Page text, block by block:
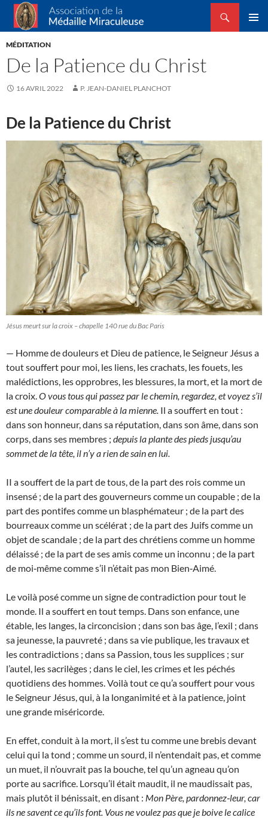
Association de la Médaille Miraculeuse
Recherche
ALLER
AU
MÉDITATION
De la Patience du Christ
16 AVRIL 2022 P. JEAN-DANIEL PLANCHOT
De la Patience du Christ
Jésus meurt sur la croix – chapelle 140 rue du Bac Paris
— Homme de douleurs et Dieu de patience, le Seigneur Jésus a
tout souffert pour moi, les liens, les crachats, les fouets, les
malédictions, les opprobres, les blessures, la mort, et la mort de
la croix.O vous tous qui passez par le chemin, regardez, et voyez s’il
est une douleur comparable à la mienne. Il a souffert en tout :
dans son honneur, dans sa réputation, dans son âme, dans son
corps, dans ses membres ; depuis la plante des pieds jusqu’au
sommet de la tête, il n’y a rien de sain en lui.
II a souffert de la part de tous, de la part des rois comme un
insensé ; de la part des gouverneurs comme un coupable ; de la
part des pontifes comme un blasphémateur ; de la part des
bourreaux comme un scélérat ; de la part des Juifs comme un
objet de scandale ; de la part des chrétiens comme un homme
délaissé ; de la part de ses amis comme un inconnu ; de la part
de moi‑même comme s’il n’était pas mon Bien‑Aimé.
Le voilà posé comme un signe de contradiction pour tout le
monde. Il a souffert en tout temps. Dans son enfance, une
étable, les langes, la circoncision ; dans son bas âge, l’exil ; dans
sa jeunesse, la pauvreté ; dans sa vie publique, les travaux et
les contradictions ; dans sa Passion, tous les supplices ; sur
l’autel, les sacrilèges ; dans le ciel, les crimes et les péchés
quotidiens des hommes. Voilà tout ce qu’a souffert pour vous
le Seigneur Jésus, qui, à la longanimité et à la patience, joint
une grande miséricorde.
En effet, conduit à la mort, il s’est tu comme une brebis devant
celui qui la tond ; comme un sourd, il n’entendait pas, et comme
un muet, il n’ouvrait pas la bouche, tel qu’un agneau qu’on
porte au sacrifice. Lorsqu’il était maudit, il ne maudissait pas,
mais plutôt il bénissait, en disant : Mon Père, pardonnez‑leur, car
ils ne savent ce qu’ils font. Vous ne voulez pas que je boive le calice